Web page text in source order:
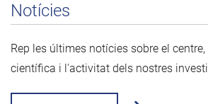
Notícies
Rep les últimes notícies sobre el
científica i l'activitat dels nostres